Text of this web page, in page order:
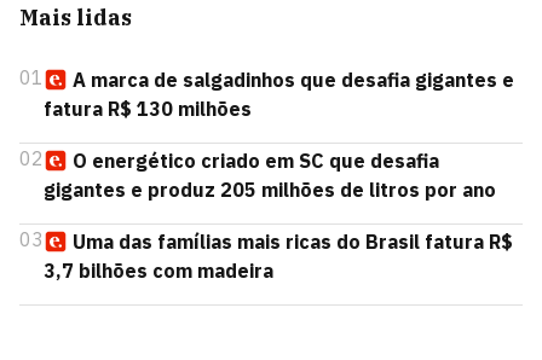
Mais lidas
01
A marca de salgadinhos que desafia gigantes e
fatura R$ 130 milhões
02
O energético criado em SC que desafia
gigantes e produz 205 milhões de litros por ano
03
Uma das famílias mais ricas do Brasil fatura R$
3,7 bilhões com madeira